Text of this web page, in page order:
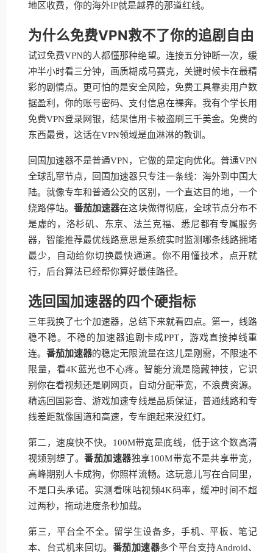
地区收费，你的海外IP就是越界的那道红线。
为什么免费VPN救不了你的追剧自由
试过免费VPN的人都懂那种绝望。连接五分钟断一次，缓
冲半小时看三分钟，画质糊成马赛克，关键时候卡在最精
彩的剧情点。更可怕的是安全风险，免费工具靠卖用户数
据盈利，你的账号密码、支付信息在裸奔。我有个学长用
免费VPN登录网银，结果信用卡被盗刷三千美金。免费的
东西最贵，这话在VPN领域是血淋淋的教训。
回国加速器不是普通VPN，它做的是定向优化。普通VPN
全球乱窜节点，回国加速器只专注一条线：海外到中国大
陆。就像专车和普通公交的区别，一个直达目的地，一个
绕路停站。番茄加速器在这块做得彻底，全球节点分布不
是虚的，洛杉矶、东京、法兰克福、悉尼都有专属服务
器，智能推荐最优线路意思是系统实时监测哪条线路拥堵
最少，自动给你切换最快通道。你不用懂技术，点开就
行，后台算法已经帮你算好最佳路径。
选回国加速器的四个硬指标
三年我换了七个加速器，总结下来就看四点。第一，线路
稳不稳。不稳的加速器追剧卡成PPT，游戏直接掉线重
连。番茄加速器的稳定无限流量在这儿是刚需，不限速不
限量，看4K蓝光也不心疼。智能分流是隐藏神技，它识
别你在看视频还是刷网页，自动分配带宽，不浪费资源。
精选回国影音、游戏加速专线是品质保证，普通线路和专
线差距就像国道和高速，专车跑起来没红灯。
第二，速度快不快。100M带宽是底线，低于这个数高清
视频别想了。番茄加速器独享100M带宽不是共享带宽，
高峰期别人卡成狗，你照样流畅。这玩意儿写在合同里，
不是口头承诺。实测看咪咕视频4K码率，缓冲时间不超
过两秒，拖动进度条秒加载。
第三，平台全不全。留学生设备多，手机、平板、笔记
本、台式机来回切。 番茄加速器多个平台支持Android、